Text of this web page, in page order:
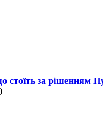
стоїть за рішенням